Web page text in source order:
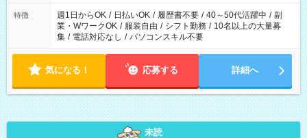
特徴 週1日からOK / 日払いOK / 履歴書不要 / 40～50代活躍中 / 副
業・WワークOK / 服装自由 / シフト勤務 / 10名以上の大量募
集 / 電話対応なし / パソコンスキル不要
気になる！ 応募する 詳細へ
未読